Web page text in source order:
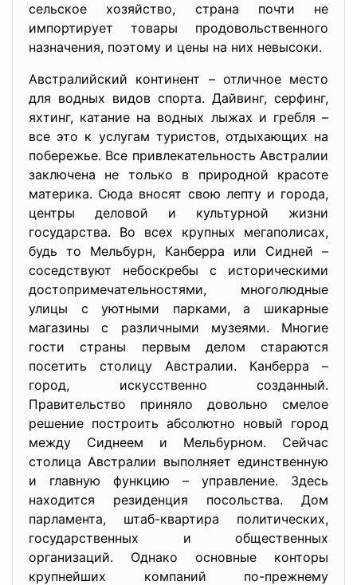
сельское хозяйство, страна почти не
импортирует товары продовольственного
назначения, поэтому и цены на них невысоки.
Австралийский континент – отличное место
для водных видов спорта. Дайвинг, серфинг,
яхтинг, катание на водных лыжах и гребля –
все это к услугам туристов, отдыхающих на
побережье. Все привлекательность Австралии
заключена не только в природной красоте
материка. Сюда вносят свою лепту и города,
центры деловой и культурной жизни
государства. Во всех крупных мегаполисах,
будь то Мельбурн, Канберра или Сидней –
соседствуют небоскребы с историческими
достопримечательностями, многолюдные
улицы с уютными парками, а шикарные
магазины с различными музеями. Многие
гости страны первым делом стараются
посетить столицу Австралии. Канберра –
город, искусственно созданный.
Правительство приняло довольно смелое
решение построить абсолютно новый город
между Сиднеем и Мельбурном. Сейчас
столица Австралии выполняет единственную
и главную функцию – управление. Здесь
находится резиденция посольства. Дом
парламента, штаб-квартира политических,
государственных и общественных
организаций. Однако основные конторы
крупнейших компаний по-прежнему